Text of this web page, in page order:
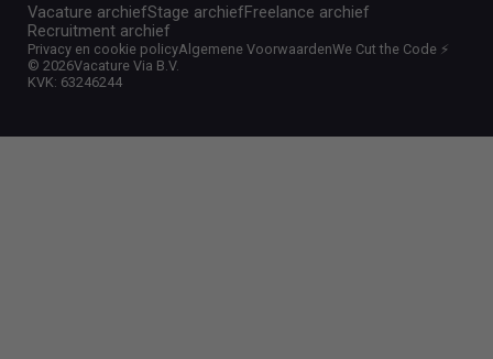
Vacature archiefStage archiefFreelance archief
Recruitment archief
©2026Vacature Via B.V.
KVK: 63246244
Privacy en cookie policyAlgemene VoorwaardenWe Cut the Code ⚡️